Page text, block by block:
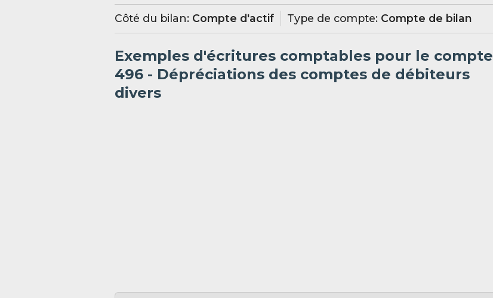
Côté du bilan: Compte d'actif Type de compte: Compte de bilan
Exemples d'écritures comptables pour le compte
496 - Dépréciations des comptes de débiteurs
divers